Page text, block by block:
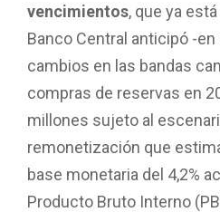
vencimientos, que ya está
Banco Central anticipó -
cambios en las bandas
compras de reservas en
millones sujeto al
remonetización que
base monetaria del 4,2%
Producto Bruto Interno